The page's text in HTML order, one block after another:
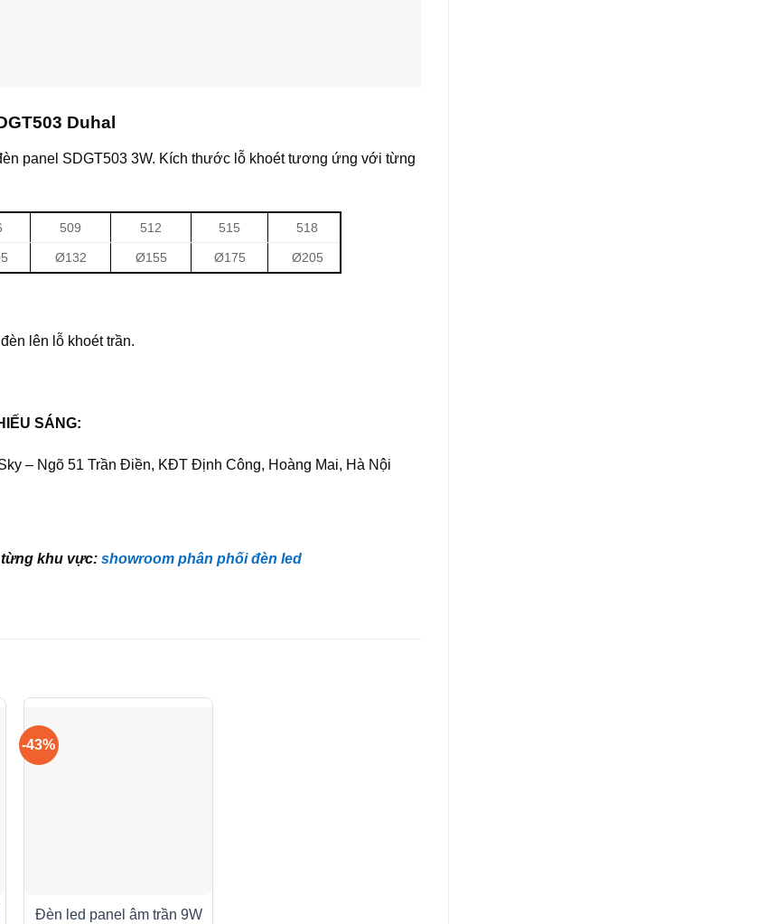
Duhal
panel SDGT503 3W. Kích thước lỗ khoét tương ứng với từng
509 512 515 518
Ø132 Ø155 Ø175 Ø205
lên lỗ khoét trần.
SÁNG:
– Ngõ 51 Trần Điền, KĐT Định Công, Hoàng Mai, Hà Nội
từng khu vực: showroom phân phối đèn led
-43%
Đèn led panel âm trần 9W